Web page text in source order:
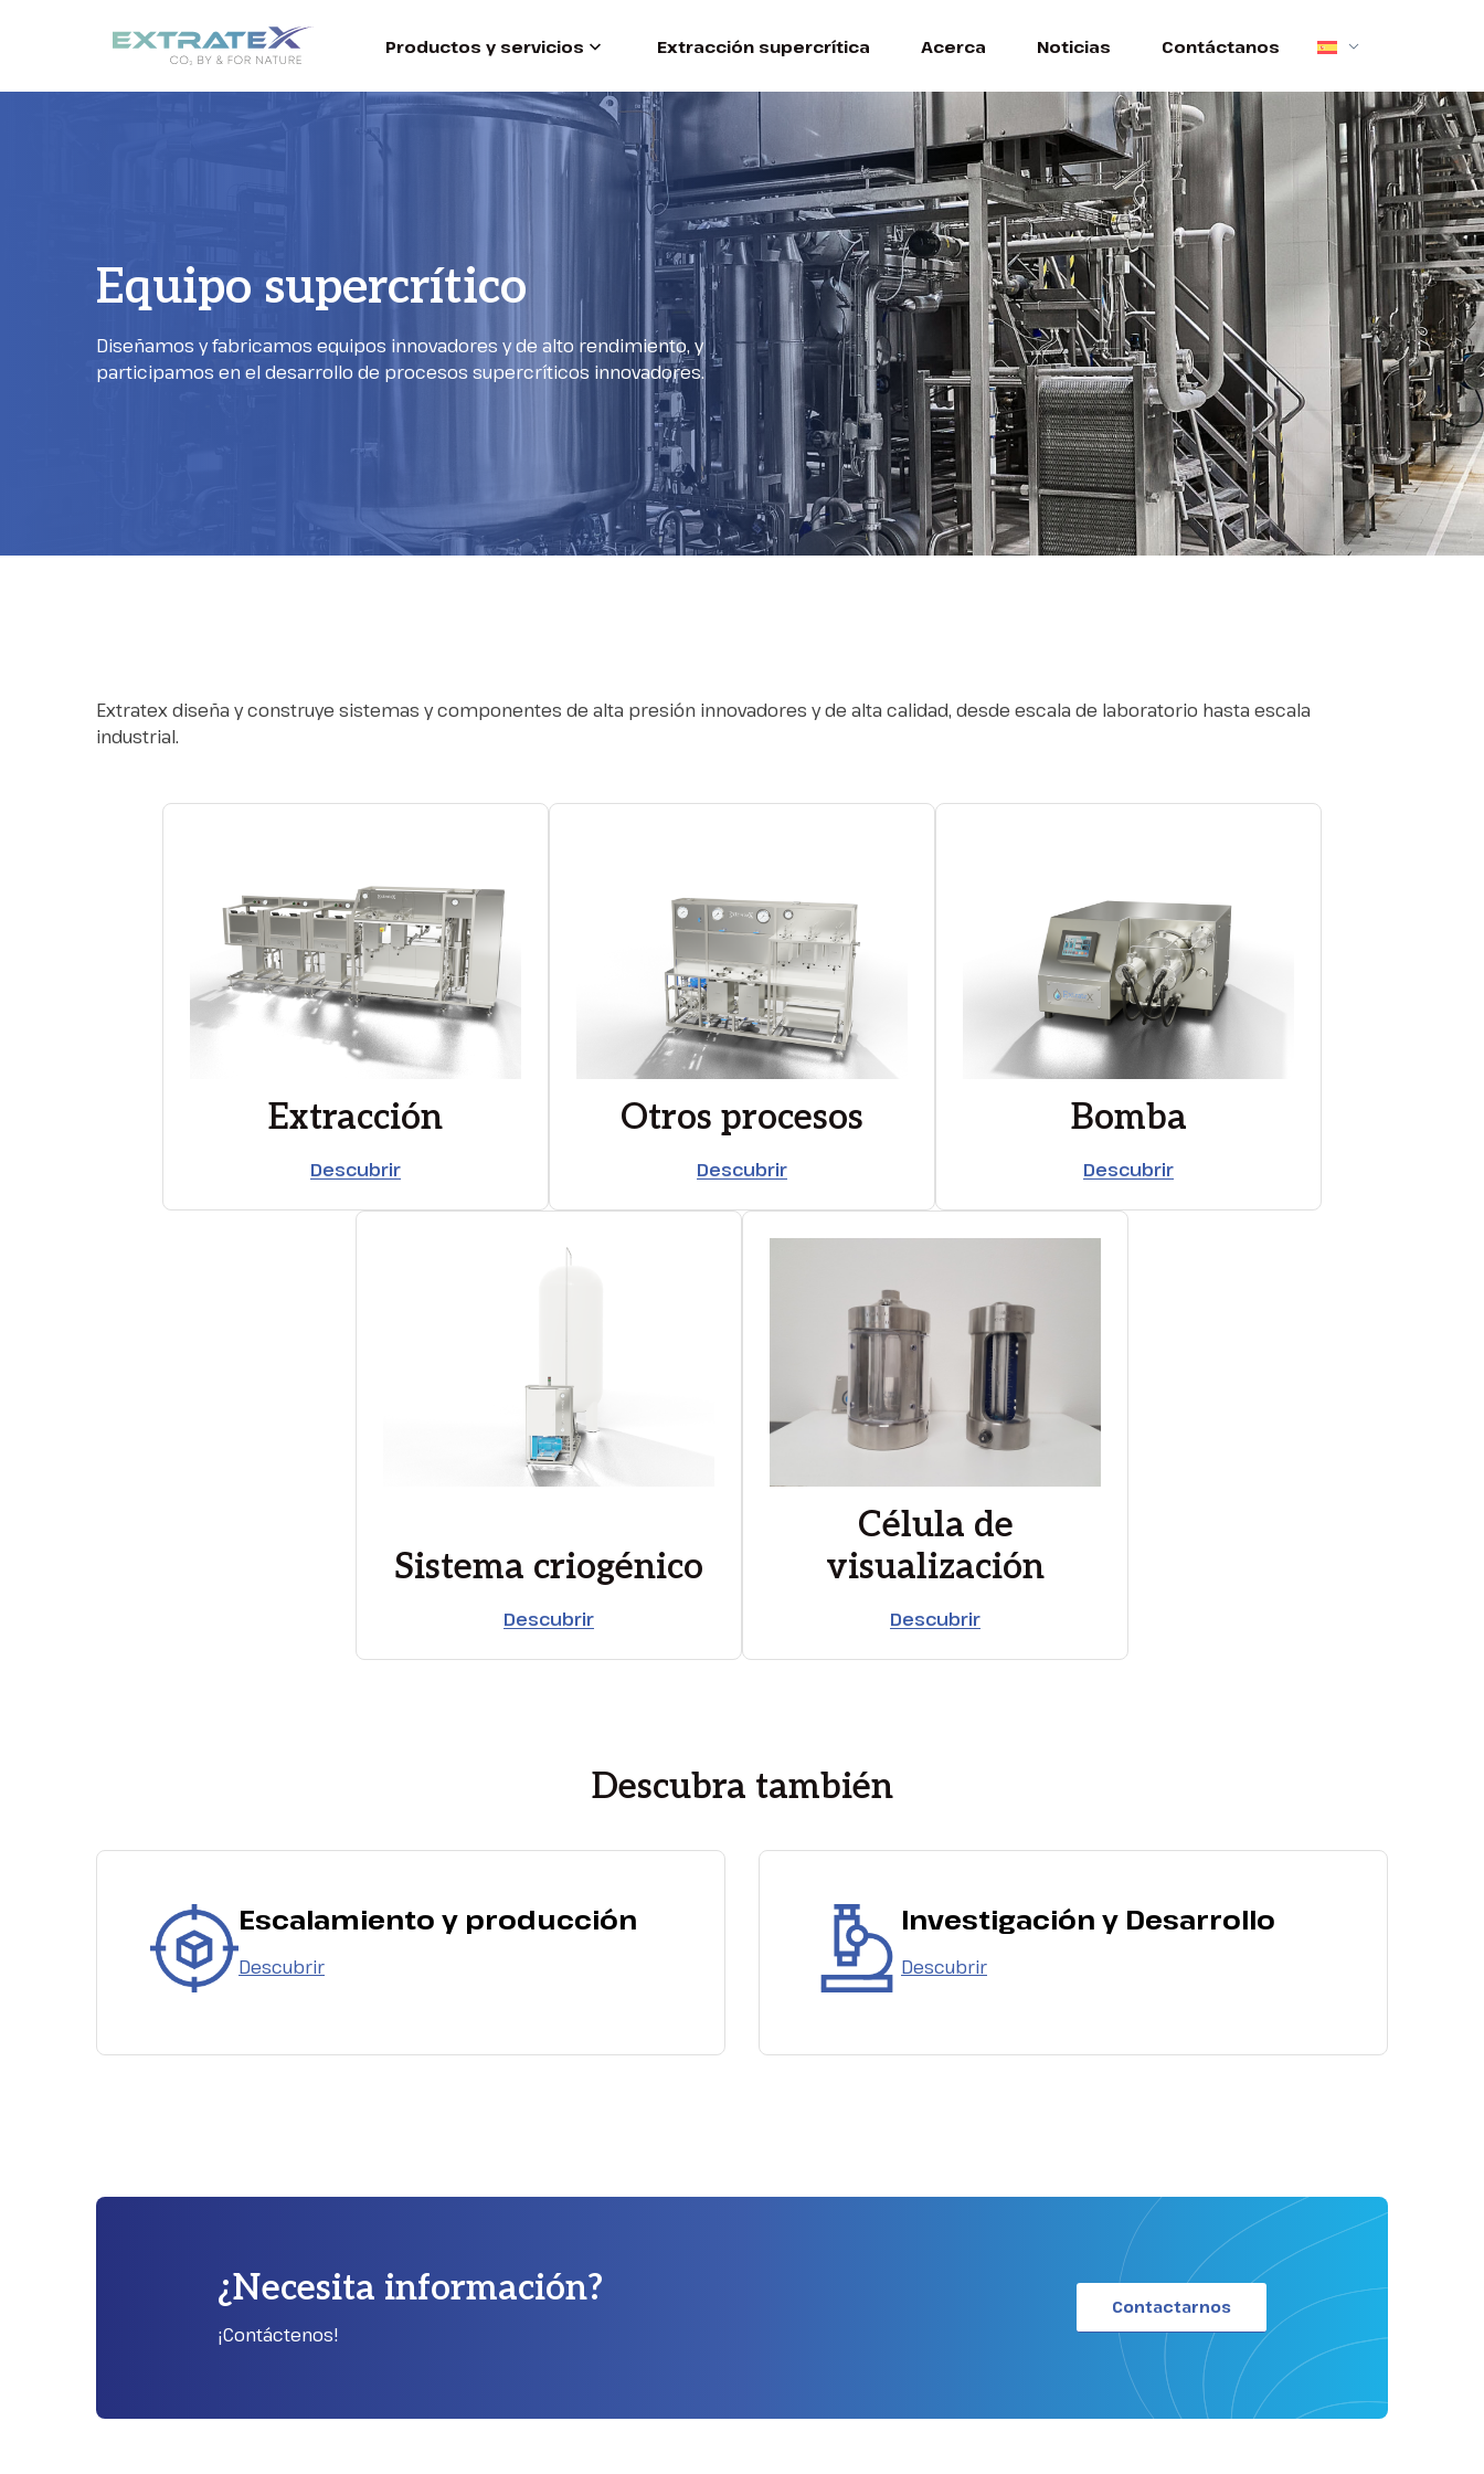
Productos y servicios Extracción supercrítica Acerca Noticias Contáctanos
Equipo supercrítico
Diseñamos y fabricamos equipos innovadores y de alto rendimiento, y
participamos en el desarrollo de procesos supercríticos innovadores.
Extratex diseña y construye sistemas y componentes de alta presión innovadores y de alta calidad, desde escala de laboratorio hasta escala
industrial.
Extracción
Descubrir
Otros procesos
Descubrir
Bomba
Descubrir
Sistema criogénico
Descubrir
Célula de
visualización
Descubrir
Descubra también
Escalamiento y producción
Descubrir
Investigación y Desarrollo
Descubrir
¿Necesita información?
¡Contáctenos!
Contactarnos